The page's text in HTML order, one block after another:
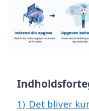
1) Det bliver